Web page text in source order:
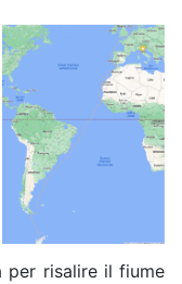
per risalire il fiume